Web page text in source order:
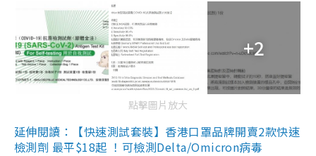
+2
點擊圖片放大
延伸閱讀：【快速測試套裝】香港口罩品牌開賣2款快速
檢測劑 最平$18起 ！可檢測Delta/Omicron病毒